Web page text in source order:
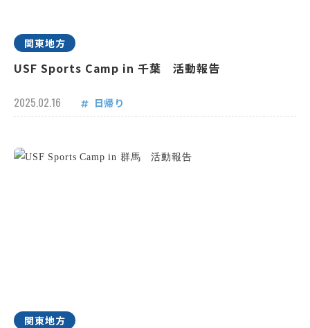
関東地方
USF Sports Camp in 千葉 活動報告
2025.02.16 日帰り
関東地方